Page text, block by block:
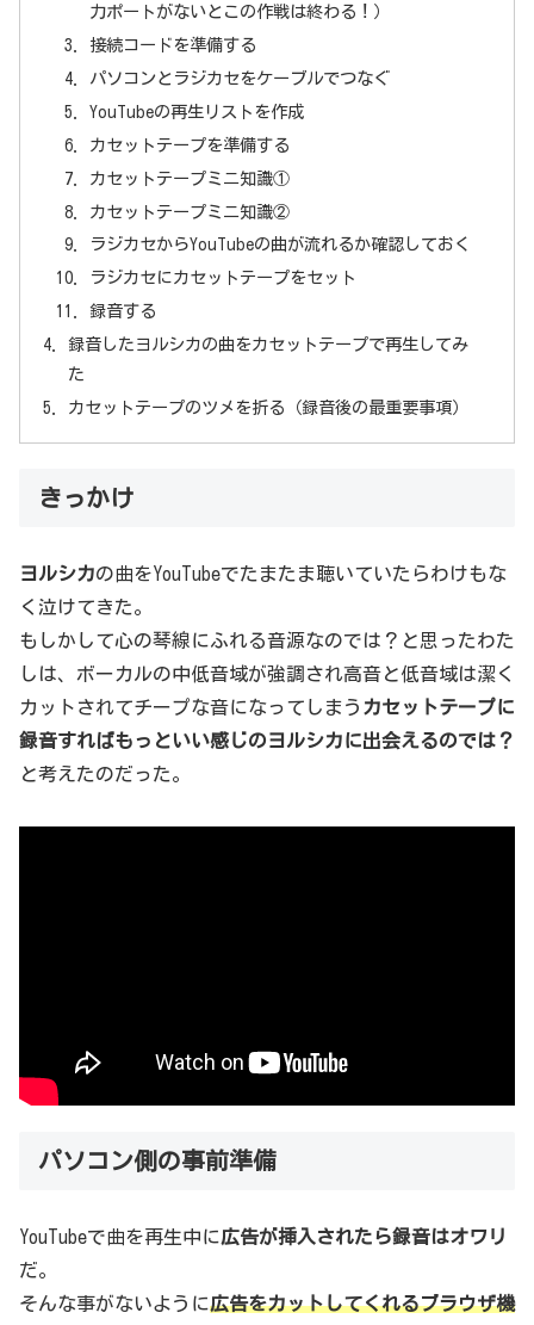
力ポートがないとこの作戦は終わる！）
接続コードを準備する
パソコンとラジカセをケーブルでつなぐ
YouTubeの再生リストを作成
カセットテープを準備する
カセットテープミニ知識①
カセットテープミニ知識②
ラジカセからYouTubeの曲が流れるか確認しておく
ラジカセにカセットテープをセット
録音する
録音したヨルシカの曲をカセットテープで再生してみ
た
カセットテープのツメを折る（録音後の最重要事項）
きっかけ
ヨルシカの曲をYouTubeでたまたま聴いていたらわけもな
く泣けてきた。
もしかして心の琴線にふれる音源なのでは？と思ったわた
しは、ボーカルの中低音域が強調され高音と低音域は潔く
カットされてチープな音になってしまう カセットテープに
録音すればもっといい感じのヨルシカに出会えるのでは？
と考えたのだった。
パソコン側の事前準備
YouTubeで曲を再生中に広告が挿入されたら録音はオワリ
だ。
そんな事がないように広告をカットしてくれるブラウザ機